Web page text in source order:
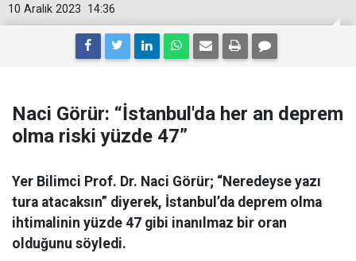
14:36
10 Aralık 2023
Naci Görür: “İstanbul'da her an deprem
olma riski yüzde 47”
Yer Bilimci Prof. Dr. Naci Görür; “Neredeyse yazı
tura atacaksın” diyerek, İstanbul’da deprem olma
ihtimalinin yüzde 47 gibi inanılmaz bir oran
olduğunu söyledi.